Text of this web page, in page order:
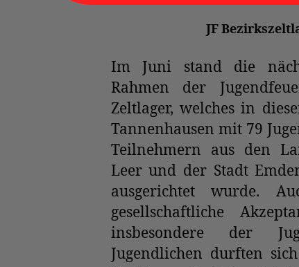
JF
Im Juni stand die
Rahmen der
Zeltlager, welches in
Tannenhausen mit 79
Teilnehmern aus den
Leer und der Stadt
ausgerichtet wurde.
gesellschaftliche
insbesondere der
Jugendlichen durften